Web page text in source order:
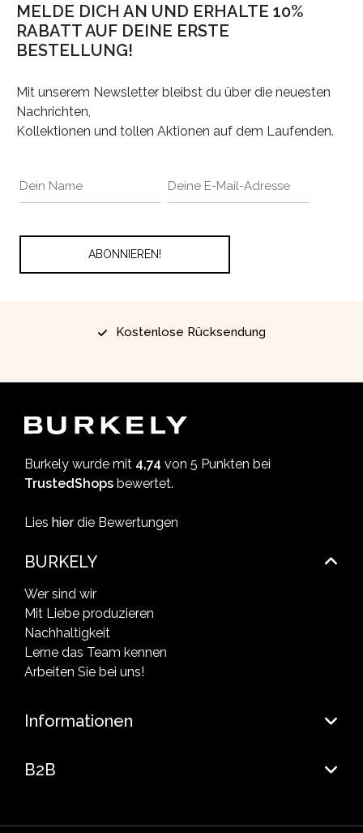
MELDE DICH AN UND ERHALTE 10%
RABATT AUF DEINE ERSTE
BESTELLUNG!
Mit unserem Newsletter bleibst du über die neuesten
Nachrichten,
Kollektionen und tollen Aktionen auf dem Laufenden.
Kostenlose Rücksendung
Burkely wurde mit 4,74 von 5 Punkten bei
TrustedShops bewertet.
Lies hierdie Bewertungen
BURKELY
Wer sind wir
Mit Liebe produzieren
Nachhaltigkeit
Lerne das Team kennen
Arbeiten Sie bei uns!
Informationen
B2B